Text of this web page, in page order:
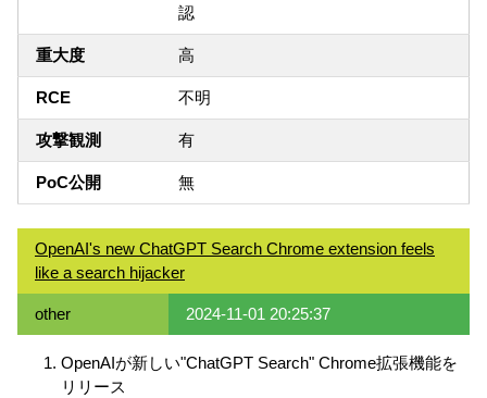
認
重大度 高
RCE 不明
攻撃観測 有
PoC公開 無
OpenAI's new ChatGPT Search Chrome extension feels
like a search hijacker
other 2024-11-01 20:25:37
OpenAIが新しい"ChatGPT Search" Chrome拡張機能を
リリース